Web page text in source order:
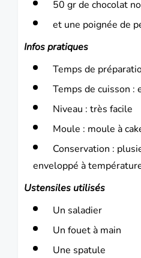
50 gr de chocolat
et une poignée de
Infos pratiques
Temps de
Temps de cuisson :
Niveau : très facile
Moule : moule à
Conservation :
enveloppé à
Ustensiles utilisés
Un saladier
Un fouet à main
Une spatule